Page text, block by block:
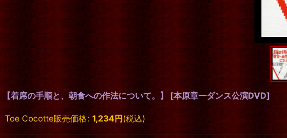
【着席の手順と、朝食への作法について。】 [本原章一ダンス公演DVD]
Toe Cocotte販売価格: 1,234円(税込)